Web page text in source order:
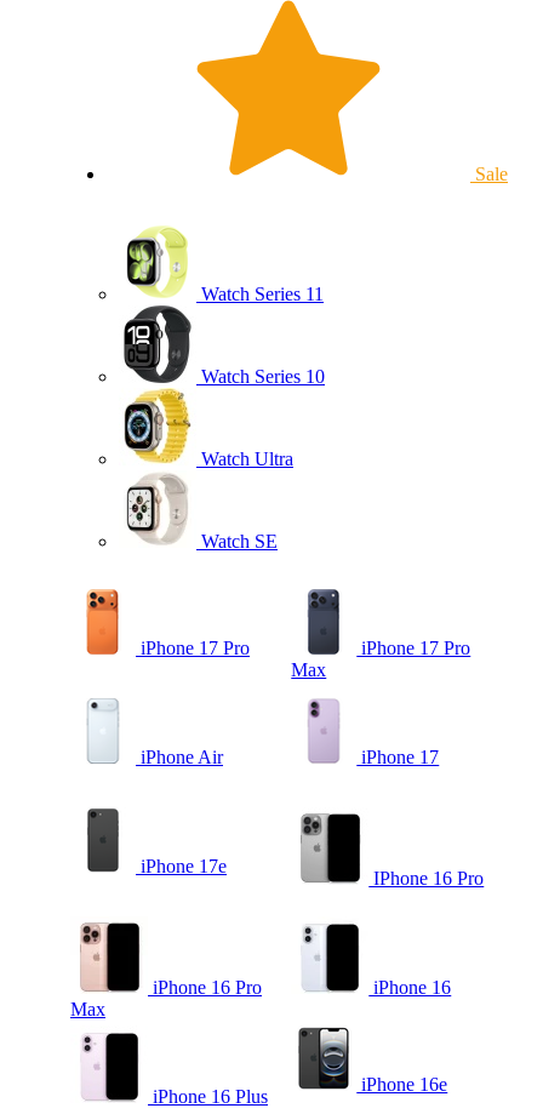
Sale
Watch Series 11
Watch Series 10
Watch Ultra
Watch SE
iPhone 17 Pro
iPhone 17 Pro
Max
iPhone Air iPhone 17
iPhone 17e
IPhone 16 Pro
iPhone 16 Pro
Max
iPhone 16
iPhone 16 Plus
iPhone 16e